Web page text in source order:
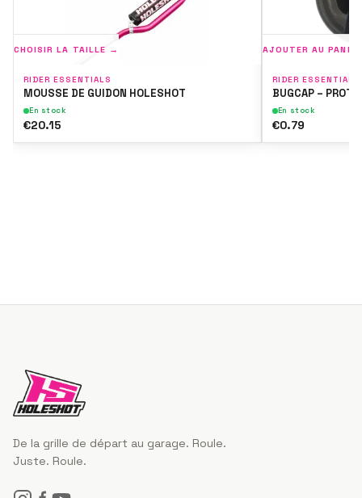
CHOISIR LA TAILLE →
RIDER ESSENTIALS
MOUSSE DE GUIDON HOLESHOT
En stock
€20.15
AJOUTER AU PANIER
RIDER ESSENTIALS
BUGCAP –
En stock
€0.79
De la grille de départ au garage. Roule.
Juste. Roule.